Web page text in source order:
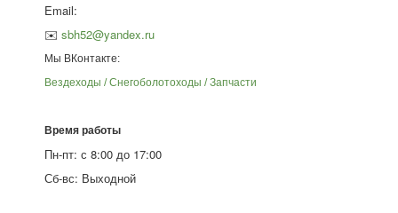
Email:
✉️ sbh52@yandex.ru
Мы ВКонтакте:
Вездеходы / Снегоболотоходы / Запчасти
Время работы
Пн-пт: с 8:00 до 17:00
Сб-вс: Выходной